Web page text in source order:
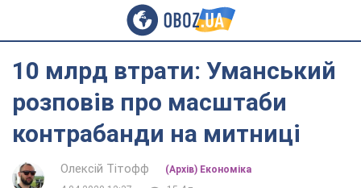
10 млрд втрати: Уманський
розповів про масштаби
контрабанди на митниці
Олексій Тітофф
(Архів) Економіка